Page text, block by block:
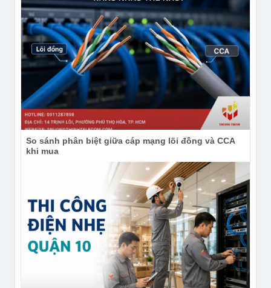
So sánh phân biệt giữa cáp mạng lõi đồng và CCA
khi mua